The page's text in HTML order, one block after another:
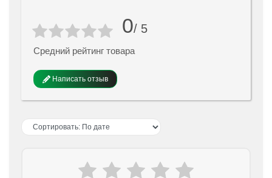
0/ 5
Средний рейтинг товара
Написать отзыв